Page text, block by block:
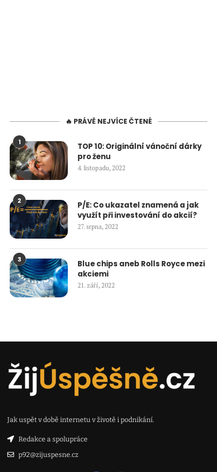
🔥 PRÁVĚ NEJVÍCE ČTENÉ
1
TOP 10: Originální vánoční dárky
pro ženu
4. listopadu, 2022
2
P/E: Co ukazatel znamená a jak
využít při investování do akcií?
27. srpna, 2022
3
Blue chips aneb Rolls Royce mezi
akciemi
21. září, 2022
Jak uspět v době internetu v životě i podnikání.
Redakce a spolupráce
p92@zijuspesne.cz